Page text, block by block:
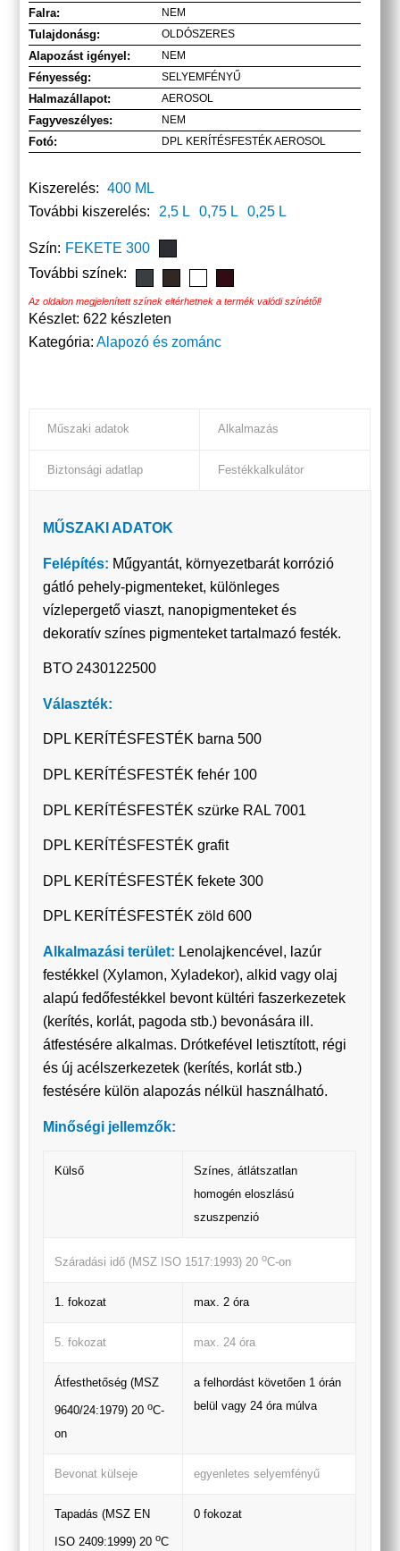
Falra: NEM
Tulajdonásg: OLDÓSZERES
Alapozást igényel: NEM
Fényesség: SELYEMFÉNYŰ
Halmazállapot: AEROSOL
Fagyveszélyes: NEM
Fotó: DPL KERÍTÉSFESTÉK AEROSOL
Kiszerelés:
400 ML
További kiszerelés:
2,5 L 0,75 L 0,25 L
Szín: FEKETE 300
További színek:
Az oldalon megjelenített színek eltérhetnek a termék valódi színétől!
Készlet:622 készleten
Kategória:Alapozó és zománc
Műszaki adatok Alkalmazás
Biztonsági adatlap Festékkalkulátor
MŰSZAKI ADATOK
Felépítés: Műgyantát, környezetbarát korrózió
gátló pehely-pigmenteket, különleges
vízlepergető viaszt, nanopigmenteket és
dekoratív színes pigmenteket tartalmazó festék.
BTO 2430122500
Választék:
DPL KERÍTÉSFESTÉK barna 500
DPL KERÍTÉSFESTÉK fehér 100
DPL KERÍTÉSFESTÉK szürke RAL 7001
DPL KERÍTÉSFESTÉK grafit
DPL KERÍTÉSFESTÉK fekete 300
DPL KERÍTÉSFESTÉK zöld 600
Alkalmazási terület: Lenolajkencével, lazúr
festékkel (Xylamon, Xyladekor), alkid vagy olaj
alapú fedőfestékkel bevont kültéri faszerkezetek
(kerítés, korlát, pagoda stb.) bevonására ill.
átfestésére alkalmas. Drótkefével letisztított, régi
és új acélszerkezetek (kerítés, korlát stb.)
festésére külön alapozás nélkül használható.
Minőségi jellemzők:
Külső
Színes, átlátszatlan
homogén eloszlású
szuszpenzió
Száradási idő (MSZ ISO 1517:1993) 20oC-on
1. fokozat max. 2 óra
5. fokozat max. 24 óra
Átfesthetőség (MSZ
9640/24:1979) 20oC-
on
a felhordást követően 1 órán
belül vagy 24 óra múlva
Bevonat külseje egyenletes selyemfényű
Tapadás (MSZ EN
ISO 2409:1999) 20oC
0 fokozat